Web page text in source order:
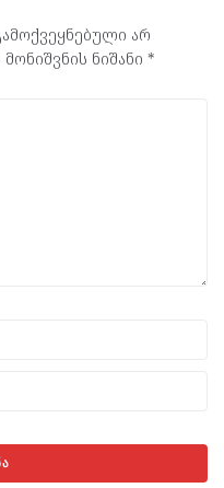
არ
ნიშანი *